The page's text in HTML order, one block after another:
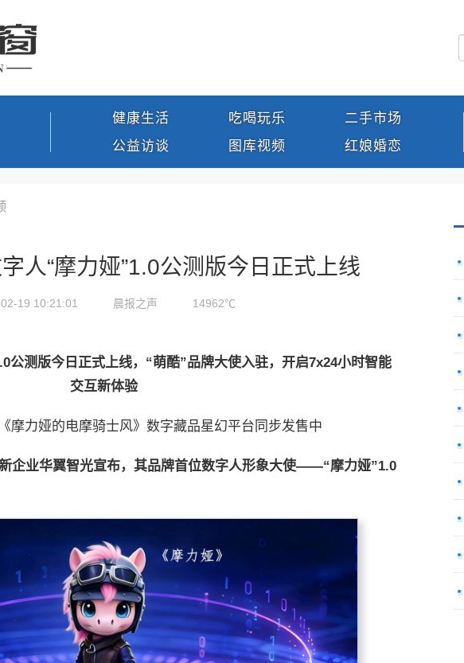
健康生活
公益访谈
吃喝玩乐
图库视频
二手市场
红娘婚恋
人“摩力娅”1.0公测版今日正式上线
19 10:21:01 晨报之声 14962℃
公测版今日正式上线，“萌酷”品牌大使入驻，开启7x24小时智能
交互新体验
摩力娅的电摩骑士风》数字藏品星幻平台同步发售中
企业华翼智光宣布，其品牌首位数字人形象大使——“摩力娅”1.0